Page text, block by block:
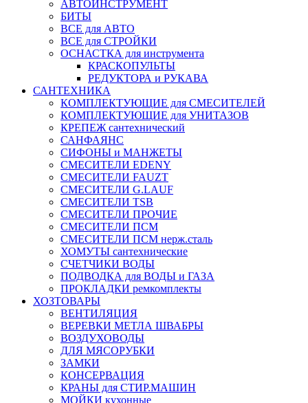
АВТОИНСТРУМЕНТ
БИТЫ
ВСЕ для АВТО
ВСЕ для СТРОЙКИ
ОСНАСТКА для инструмента
КРАСКОПУЛЬТЫ
РЕДУКТОРА и РУКАВА
САНТЕХНИКА
КОМПЛЕКТУЮЩИЕ для СМЕСИТЕЛЕЙ
КОМПЛЕКТУЮЩИЕ для УНИТАЗОВ
КРЕПЕЖ сантехнический
САНФАЯНС
СИФОНЫ и МАНЖЕТЫ
СМЕСИТЕЛИ EDENY
СМЕСИТЕЛИ FAUZT
СМЕСИТЕЛИ G.LAUF
СМЕСИТЕЛИ TSB
СМЕСИТЕЛИ ПРОЧИЕ
СМЕСИТЕЛИ ПСМ
СМЕСИТЕЛИ ПСМ нерж.сталь
ХОМУТЫ сантехнические
СЧЕТЧИКИ ВОДЫ
ПОДВОДКА для ВОДЫ и ГАЗА
ПРОКЛАДКИ ремкомплекты
ХОЗТОВАРЫ
ВЕНТИЛЯЦИЯ
ВЕРЕВКИ МЕТЛА ШВАБРЫ
ВОЗДУХОВОДЫ
ДЛЯ МЯСОРУБКИ
ЗАМКИ
КОНСЕРВАЦИЯ
КРАНЫ для СТИР.МАШИН
МОЙКИ кухонные